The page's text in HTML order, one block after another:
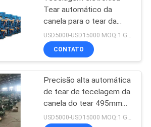
jacquard
22
Tear automático da
canela para o tear da
canela da cambraia
USD5000-USD15000 MOQ:1 GRUPO
CONTATO
Precisão alta automática
de tear de tecelagem da
canela do tear 495mm
da canela